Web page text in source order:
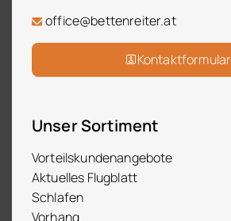
office@bettenreiter.at
Kontaktformular
Unser Sortiment
Vorteilskundenangebote
Aktuelles Flugblatt
Schlafen
Vorhang